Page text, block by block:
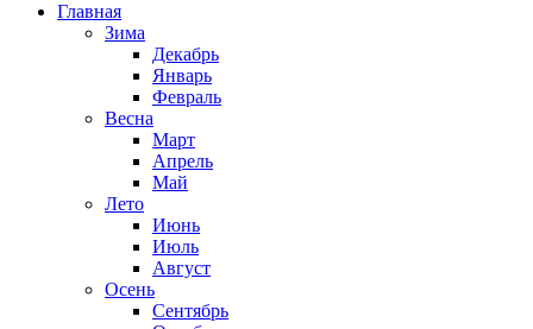
Главная
Зима
Декабрь
Январь
Февраль
Весна
Март
Апрель
Май
Лето
Июнь
Июль
Август
Осень
Сентябрь